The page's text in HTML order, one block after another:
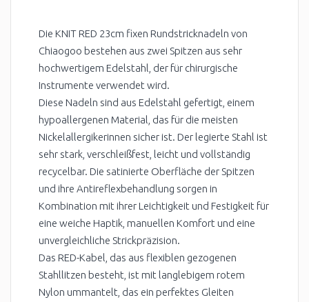
Die KNIT RED 23cm fixen Rundstricknadeln von
Chiaogoo bestehen aus zwei Spitzen aus sehr
hochwertigem Edelstahl, der für chirurgische
Instrumente verwendet wird.
Diese Nadeln sind aus Edelstahl gefertigt, einem
hypoallergenen Material, das für die meisten
Nickelallergikerinnen sicher ist. Der legierte Stahl ist
sehr stark, verschleißfest, leicht und vollständig
recycelbar. Die satinierte Oberfläche der Spitzen
und ihre Antireflexbehandlung sorgen in
Kombination mit ihrer Leichtigkeit und Festigkeit für
eine weiche Haptik, manuellen Komfort und eine
unvergleichliche Strickpräzision.
Das RED-Kabel, das aus flexiblen gezogenen
Stahllitzen besteht, ist mit langlebigem rotem
Nylon ummantelt, das ein perfektes Gleiten